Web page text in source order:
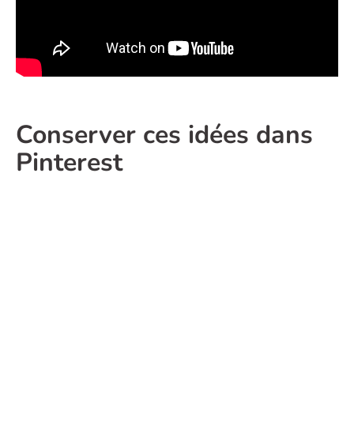
Conserver ces idées dans
Pinterest